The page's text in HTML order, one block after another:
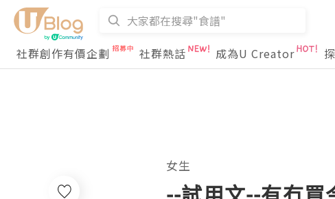
社群創作有價企劃
社群熱話 成為U Creator
女生